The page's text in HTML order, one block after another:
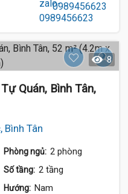
0989456623
8
Quán, Bình Tân,
Bình Tân
Phòng ngủ: 2 phòng
Số tầng: 2 tầng
Hướng: Nam